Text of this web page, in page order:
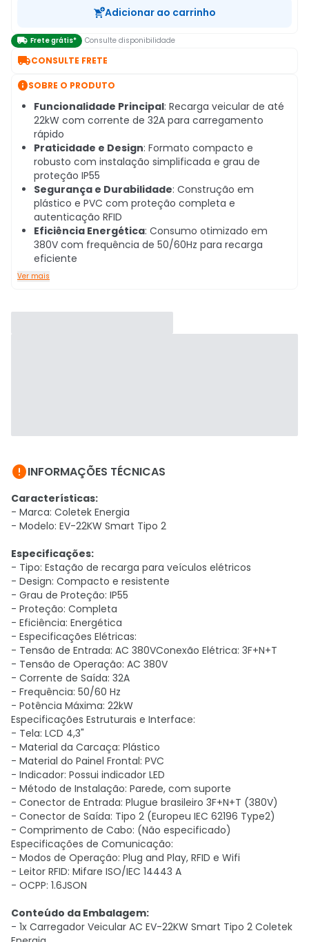
Adicionar ao carrinho
 Frete grátis* Consulte disponibilidade
CONSULTE FRETE
SOBRE O PRODUTO
Funcionalidade Principal: Recarga veicular de até
22kW com corrente de 32A para carregamento
rápido
Praticidade e Design: Formato compacto e
robusto com instalação simplificada e grau de
proteção IP55
Segurança e Durabilidade: Construção em
plástico e PVC com proteção completa e
autenticação RFID
Eficiência Energética: Consumo otimizado em
380V com frequência de 50/60Hz para recarga
eficiente
Ver mais
INFORMAÇÕES TÉCNICAS
Características:
- Marca: Coletek Energia
- Modelo: EV-22KW Smart Tipo 2
Especificações:
- Tipo: Estação de recarga para veículos elétricos
- Design: Compacto e resistente
- Grau de Proteção: IP55
- Proteção: Completa
- Eficiência: Energética
- Especificações Elétricas:
- Tensão de Entrada: AC 380VConexão Elétrica: 3F+N+T
- Tensão de Operação: AC 380V
- Corrente de Saída: 32A
- Frequência: 50/60 Hz
- Potência Máxima: 22kW
Especificações Estruturais e Interface:
- Tela: LCD 4,3"
- Material da Carcaça: Plástico
- Material do Painel Frontal: PVC
- Indicador: Possui indicador LED
- Método de Instalação: Parede, com suporte
- Conector de Entrada: Plugue brasileiro 3F+N+T (380V)
- Conector de Saída: Tipo 2 (Europeu IEC 62196 Type2)
- Comprimento de Cabo: (Não especificado)
Especificações de Comunicação:
- Modos de Operação: Plug and Play, RFID e Wifi
- Leitor RFID: Mifare ISO/IEC 14443 A
- OCPP: 1.6JSON
Conteúdo da Embalagem:
- 1x Carregador Veicular AC EV-22KW Smart Tipo 2 Coletek